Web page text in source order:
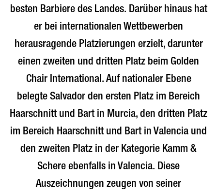
besten Barbiere des Landes. Darüber hinaus hat
er bei internationalen Wettbewerben
herausragende Platzierungen erzielt, darunter
einen zweiten und dritten Platz beim Golden
Chair International. Auf nationaler Ebene
belegte Salvador den ersten Platz im Bereich
Haarschnitt und Bart in Murcia, den dritten Platz
im Bereich Haarschnitt und Bart in Valencia und
den zweiten Platz in der Kategorie Kamm &
Schere ebenfalls in Valencia. Diese
Auszeichnungen zeugen von seiner